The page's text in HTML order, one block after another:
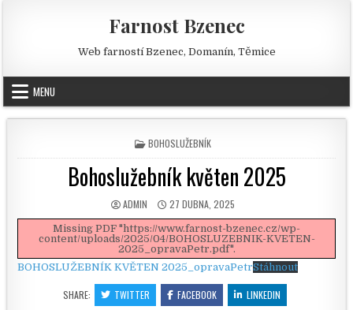
Farnost Bzenec
Web farností Bzenec, Domanín, Těmice
MENU
POSTED IN
BOHOSLUŽEBNÍK
Bohoslužebník květen 2025
AUTHOR:
ADMIN PUBLISHED DATE:
27 DUBNA, 2025
Missing PDF "https://www.farnost-bzenec.cz/wp-
content/uploads/2025/04/BOHOSLUZEBNIK-KVETEN-
2025_opravaPetr.pdf".
BOHOSLUŽEBNÍK KVĚTEN 2025_opravaPetrStáhnout
SHARE: TWITTER FACEBOOK LINKEDIN